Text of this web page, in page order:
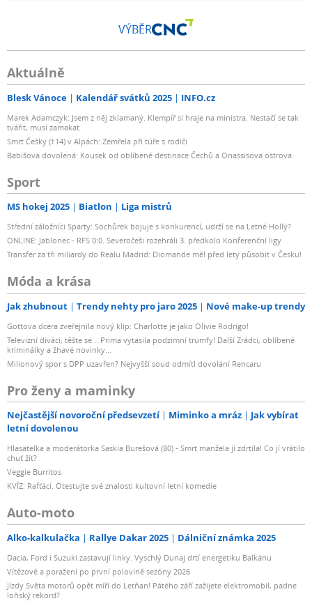
VÝBĚR
Aktuálně
Blesk Vánoce Kalendář svátků 2025 INFO.cz
Marek Adamczyk: Jsem z něj zklamaný. Klempíř si hraje na ministra. Nestačí se tak
tvářit, musí zamakat
Smrt Češky (†14) v Alpách: Zemřela při túře s rodiči
Babišova dovolená: Kousek od oblíbené destinace Čechů a Onassisova ostrova
Sport
MS hokej 2025 Biatlon Liga mistrů
Střední záložníci Sparty: Sochůrek bojuje s konkurencí, udrží se na Letné Hollý?
ONLINE: Jablonec - RFS 0:0. Severočeši rozehráli 3. předkolo Konferenční ligy
Transfer za tři miliardy do Realu Madrid: Diomande měl před lety působit v Česku!
Móda a krása
Jak zhubnout Trendy nehty pro jaro 2025 Nové make-up trendy
Gottova dcera zveřejnila nový klip: Charlotte je jako Olivie Rodrigo!
Televizní diváci, těšte se... Prima vytasila podzimní trumfy! Další Zrádci, oblíbené
kriminálky a žhavé novinky...
Milionový spor s DPP uzavřen? Nejvyšší soud odmítl dovolání Rencaru
Pro ženy a maminky
Nejčastější novoroční předsevzetí Miminko a mráz
Jak vybírat
letní dovolenou
Hlasatelka a moderátorka Saskia Burešová (80) - Smrt manžela ji zdrtila! Co jí vrátilo
chuť žít?
Veggie Burritos
KVÍZ: Rafťáci. Otestujte své znalosti kultovní letní komedie
Auto-moto
Alko-kalkulačka Rallye Dakar 2025 Dálniční známka 2025
Dacia, Ford i Suzuki zastavují linky. Vyschlý Dunaj drtí energetiku Balkánu
Vítězové a poražení po první polovině sezóny 2026
Jízdy Světa motorů opět míří do Letňan! Pátého září zažijete elektromobil, padne
loňský rekord?